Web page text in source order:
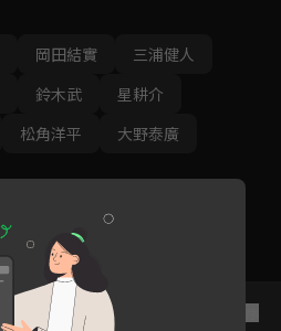
岡田結實
三浦健人
鈴木武
星耕介
松角洋平
大野泰廣